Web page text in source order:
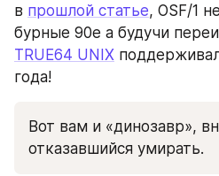
в прошлой статье, OSF/1
TRUE64 UNIX
года!
Вот вам и «динозавр»,
отказавшийся умирать.